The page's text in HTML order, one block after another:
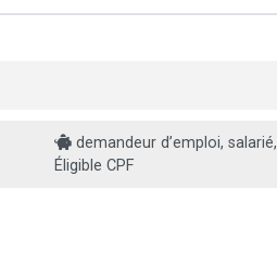
demandeur d’emploi, salarié,
Éligible CPF